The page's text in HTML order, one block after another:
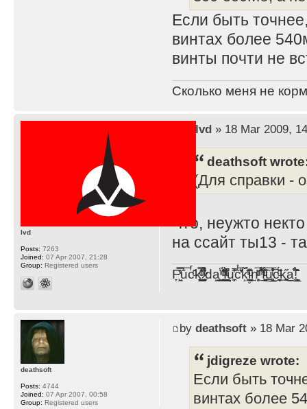
Если быть
винтах более
винты почти не
Сколько меня не
lvd» 18 Mar 2009,
deathsoft
(Для справки -
Что, неужто
на ссайт ты13 -
F̞͖̭̿̔ͯu̐̅cͬ̑ͩk̨̤̳͇̮̭̪̠̽̿̓̆ͭͩ ̷̩̰͎̩͓̘̾̀ͬ̊ͭ͛ͅda̝̺͙̬͎̝̾͟ ̰̜̝̯͉̯̖̓̎́ͨ̽ͫ͟f̟͇̭̀ͬͨͭ̐̚u̹̼̹̗̞͑̔͂͐̚cͭ̅̊̆̒̆ǩ̝̩̯́ͥ̔̍̑ḭ͓͍̳̬ͦ̽͂n͍͎͈̈̅ͩͬ ̊ͫ̂̾̑̈́f̲͚͉͓͗̋́ͧͦ̅ȗ͇̲̻͈̲̅̎͗͒ͭ͡c̬̟̠̹̯̈́ͩ͘ͅk̫̠̻̋͜a̲͒̾̇!͙͕̺͉̗̩̲̂̏̄̀
lvd
Posts: 7263
Joined: 07 Apr 2007, 21:28
Group: Registered users
by deathsoft» 18 Mar
jdigreze wrote:
Если быть
винтах более
deathsoft
Posts: 4744
Joined: 07 Apr 2007, 00:58
Group: Registered users